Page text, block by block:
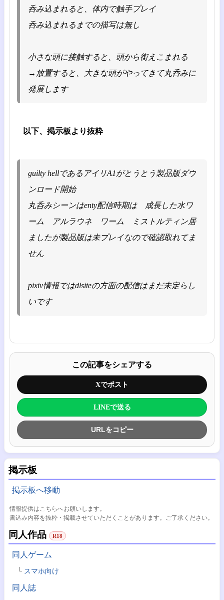
掲示板
掲示板へ移動
情報提供はこちらへお願いします。
書込み内容を抜粋・掲載させていただくことがあります。ご了承ください。
同人作品 R18
同人ゲーム
スマホ向け
同人誌
呑み込まれると、体内で触手プレイ
呑み込まれるまでの描写は無し
小さな頭に接触すると、頭から銜えこまれる
→放置すると、大きな頭がやってきて丸呑みに
発展します
以下、掲示板より抜粋
guilty hellであるアイリA1がとうとう製品版ダウ
ンロード開始
丸呑みシーンはenty配信時期は 成長した水ワ
ーム アルラウネ ワーム ミストルティン居
ましたが製品版は未プレイなので確認取れてま
せん
pixiv情報ではdlsiteの方面の配信はまだ未定らし
いです
この記事をシェアする
Xでポスト
LINEで送る
URLをコピー